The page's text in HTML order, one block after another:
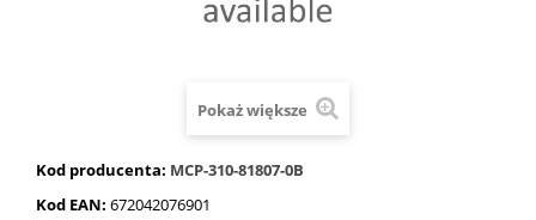
Pokaż większe
Kod producenta: MCP-310-81807-0B
Kod EAN: 672042076901